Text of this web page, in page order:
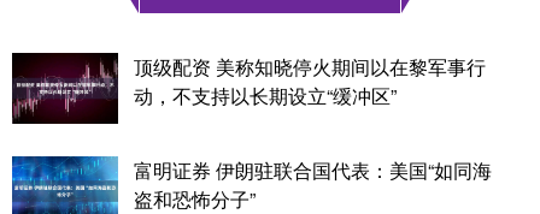
顶级配资 美称知晓停火期间以在黎军事行
动，不支持以长期设立“缓冲区”
富明证券 伊朗驻联合国代表：美国“如同海
盗和恐怖分子”